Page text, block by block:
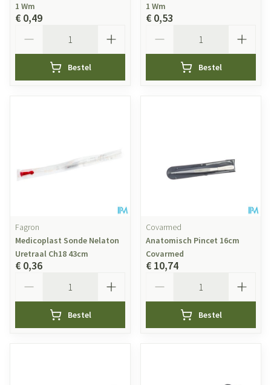
1 Wm
€ 0,49
Bestel
1 Wm
€ 0,53
Bestel
Fagron
Medicoplast Sonde Nelaton
Uretraal Ch18 43cm
€ 0,36
Bestel
Covarmed
Anatomisch Pincet 16cm
Covarmed
€ 10,74
Bestel